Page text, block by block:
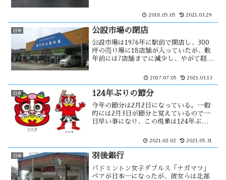
たのではないだろうか。少子化の影響も
婦が新興住宅街に住む様になった事が原
因・・
2018.05.05 2021.03.29
日常 公設市場の閉店
公設市場は1976年に駅前で開店し、300
坪の売り場に18店舗が入っていたが、数
年前には7店舗までに減少し、やがて経営
いた。今年の2月に基幹である鮮魚店が急
です。現在の2店舗は・・
2017.07.05 2021.03.13
日常 124年ぶりの節分
今年の節分は2月2日になっている。一般
的には2月3日が節分と覚えているので一
日早い事になり、この現象は124年ぶりに
くあると思うが、豆まき・イワシ・恵方
の様な事は一切行わないが・・・
2021.02.02 2021.05.31
日常 羽後銀行
バドミントン女子ダブルス「ナガマツ」
ペアが日本一になったが、彼女らは北都